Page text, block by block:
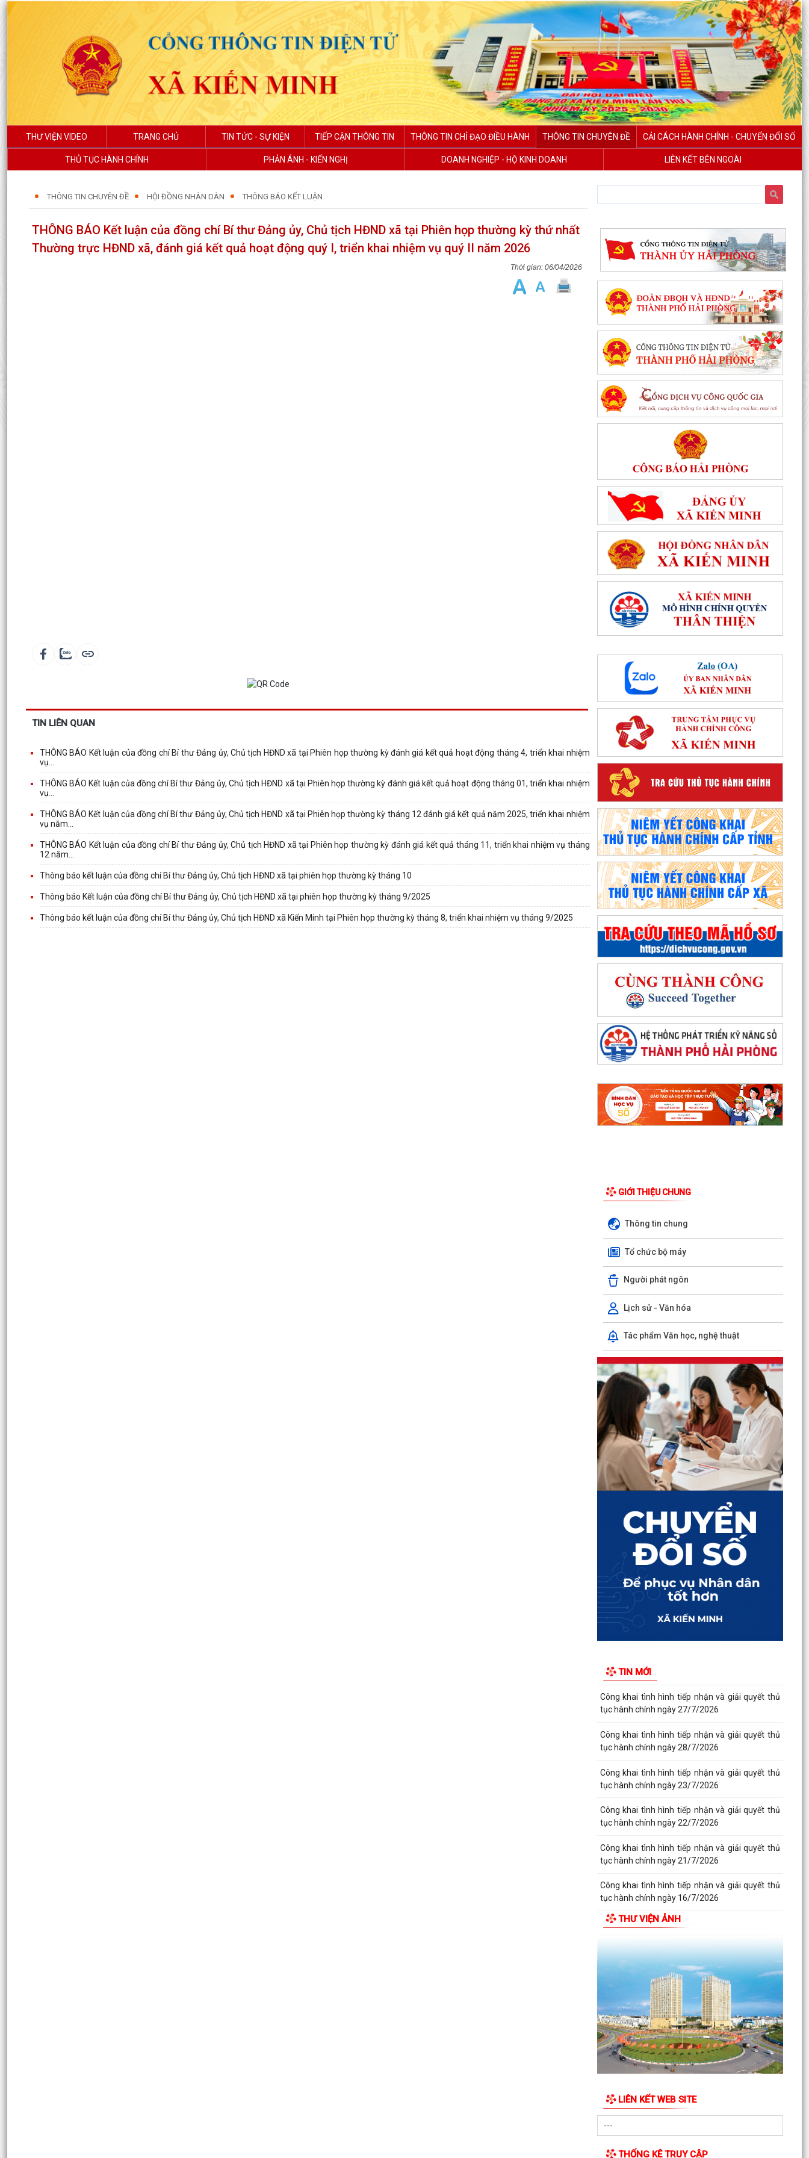
THƯ VIỆN VIDEO TRANG CHỦ TIN TỨC - SỰ KIỆN TIẾP CẬN THÔNG TIN THÔNG TIN CHỈ ĐẠO ĐIỀU HÀNH THÔNG TIN CHUYÊN ĐỀ CẢI CÁCH HÀNH CHÍNH - CHUYỂN ĐỔI SỐ
THỦ TỤC HÀNH CHÍNH PHẢN ÁNH - KIẾN NGHỊ DOANH NGHIỆP - HỘ KINH DOANH LIÊN KẾT BÊN NGOÀI
THÔNG TIN CHUYÊN ĐỀ HỘI ĐỒNG NHÂN DÂN THÔNG BÁO KẾT LUẬN
THÔNG BÁO Kết luận của đồng chí Bí thư Đảng ủy, Chủ tịch HĐND xã tại Phiên họp thường kỳ thứ nhất
Thường trực HĐND xã, đánh giá kết quả hoạt động quý I, triển khai nhiệm vụ quý II năm 2026
06/04/2026
TIN LIÊN QUAN
THÔNG BÁO Kết luận của đồng chí Bí thư Đảng ủy, Chủ tịch HĐND xã tại Phiên họp thường kỳ đánh giá kết quả hoạt động tháng 4, triển khai nhiệm
vụ...
THÔNG BÁO Kết luận của đồng chí Bí thư Đảng ủy, Chủ tịch HĐND xã tại Phiên họp thường kỳ đánh giá kết quả hoạt động tháng 01, triển khai nhiệm
vụ...
THÔNG BÁO Kết luận của đồng chí Bí thư Đảng ủy, Chủ tịch HĐND xã tại Phiên họp thường kỳ tháng 12 đánh giá kết quả năm 2025, triển khai nhiệm
vụ năm...
THÔNG BÁO Kết luận của đồng chí Bí thư Đảng ủy, Chủ tịch HĐND xã tại Phiên họp thường kỳ đánh giá kết quả tháng 11, triển khai nhiệm vụ tháng
12 năm...
Thông báo kết luận của đồng chí Bí thư Đảng ủy, Chủ tịch HĐND xã tại phiên họp thường kỳ tháng 10
Thông báo Kết luận của đồng chí Bí thư Đảng ủy, Chủ tịch HĐND xã tại phiên họp thường kỳ tháng 9/2025
Thông báo kết luận của đồng chí Bí thư Đảng ủy, Chủ tịch HĐND xã Kiến Minh tại Phiên họp thường kỳ tháng 8, triển khai nhiệm vụ tháng 9/2025
GIỚI THIỆU CHUNG
Thông tin chung
Tổ chức bộ máy
Người phát ngôn
Lịch sử - Văn hóa
Tác phẩm Văn học, nghệ thuật
TIN MỚI
THÔNG BÁO Công khai kết quả giải quyết thủ
tục hành chính tháng 7 năm 2026
Công khai tình hình tiếp nhận và giải quyết thủ
tục hành chính ngày 30/7/2026
Công khai tình hình tiếp nhận và giải quyết thủ
tục hành chính ngày 31/7/2026
Công khai tình hình tiếp nhận và giải quyết thủ
tục hành chính ngày 24/7/2026
Công khai tình hình tiếp nhận và giải quyết thủ
tục hành chính ngày 27/7/2026
Công khai tình hình tiếp nhận và giải quyết thủ
tục hành chính ngày 28/7/2026
Công khai tình hình tiếp nhận và giải quyết thủ
tục hành chính ngày 23/7/2026
Công khai tình hình tiếp nhận và giải quyết thủ
tục hành chính ngày 22/7/2026
Công khai tình hình tiếp nhận và giải quyết thủ
tục hành chính ngày 21/7/2026
Công khai tình hình tiếp nhận và giải quyết thủ
tục hành chính ngày 16/7/2026
Công khai tình hình tiếp nhận và giải quyết thủ
Công khai tình hình tiếp nhận và giải quyết thủ
tục hành chính ngày 20/7/2026
Công khai tình hình tiếp nhận và giải quyết thủ
tục hành chính ngày 14/7/2026
Công khai tình hình tiếp nhận và giải quyết thủ
tục hành chính ngày 15/7/2026
Công khai tình hình tiếp nhận và giải quyết thủ
Công khai tình hình tiếp nhận và giải quyết thủ
tục hành chính ngày 10/7/2026
Công khai tình hình tiếp nhận và giải quyết thủ
THƯ VIỆN ẢNH
LIÊN KẾT WEB SITE
THỐNG KÊ TRUY CẬP